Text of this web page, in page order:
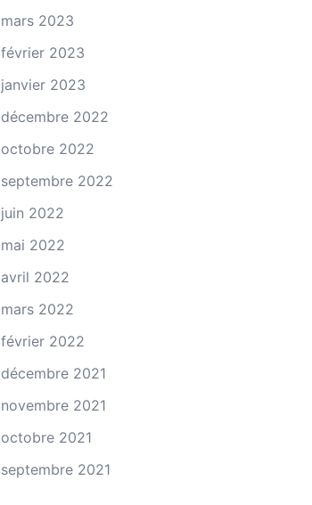
mars 2023
février 2023
janvier 2023
décembre 2022
octobre 2022
septembre 2022
juin 2022
mai 2022
avril 2022
mars 2022
février 2022
décembre 2021
novembre 2021
octobre 2021
septembre 2021